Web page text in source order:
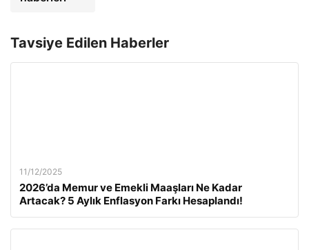
Tavsiye Edilen Haberler
11/12/2025
2026’da Memur ve Emekli Maaşları Ne Kadar
Artacak? 5 Aylık Enflasyon Farkı Hesaplandı!